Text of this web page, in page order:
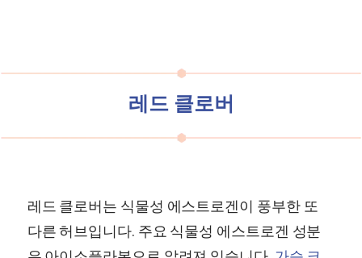
레드 클로버
레드 클로버는 식물성 에스트로겐이 풍부한 또
다른 허브입니다. 주요 식물성 에스트로겐 성분